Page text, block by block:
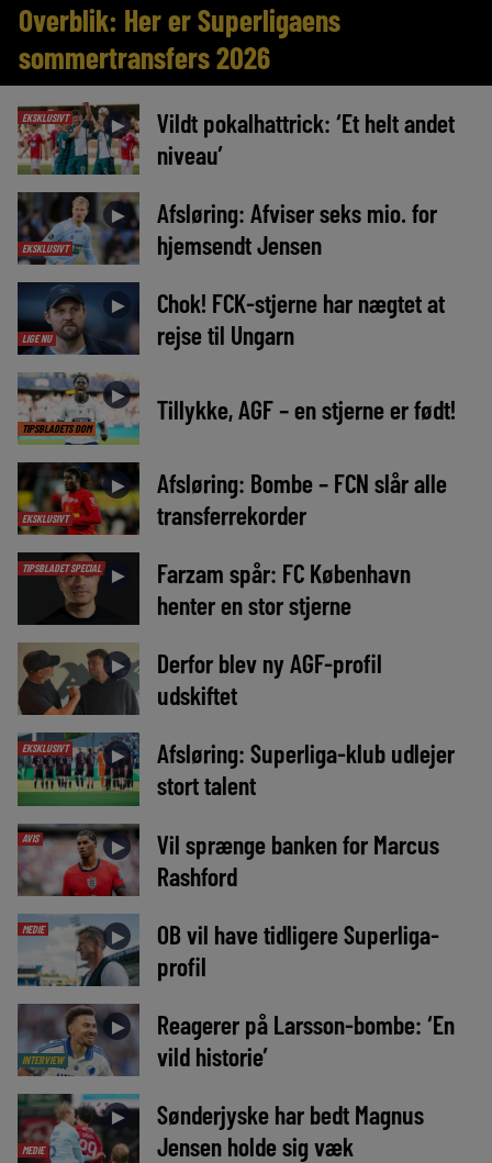
Overblik: Her er Superligaens
sommertransfers 2026
EKSKLUSIVT ►
Vildt pokalhattrick: ‘Et helt andet
niveau’
EKSKLUSIVT
►
Afsløring: Afviser seks mio. for
hjemsendt Jensen
LIGE NU
►
Chok! FCK-stjerne har nægtet at
rejse til Ungarn
TIPSBLADETS DOM
► Tillykke, AGF – en stjerne er født!
EKSKLUSIVT
►
Afsløring: Bombe – FCN slår alle
transferrekorder
TIPSBLADET SPECIAL ►
Farzam spår: FC København
henter en stor stjerne
►
Derfor blev ny AGF-profil
udskiftet
EKSKLUSIVT ►
Afsløring: Superliga-klub udlejer
stort talent
AVIS ►
Vil sprænge banken for Marcus
Rashford
MEDIE ►
OB vil have tidligere Superliga-
profil
INTERVIEW
►
Reagerer på Larsson-bombe: ‘En
vild historie’
MEDIE
►
Sønderjyske har bedt Magnus
Jensen holde sig væk